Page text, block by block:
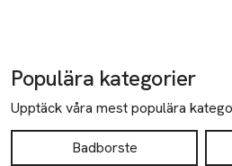
Populära kategorier
Upptäck våra mest populära
Badborste